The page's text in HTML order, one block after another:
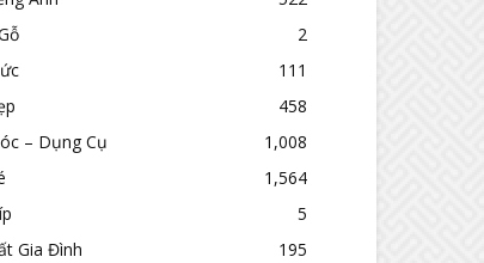
2
111
458
– Dụng Cụ
1,008
1,564
5
Gia Đình
195